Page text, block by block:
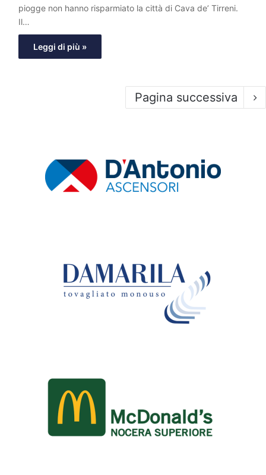
piogge non hanno risparmiato la città di Cava de’ Tirreni.
Il…
Leggi di più »
Pagina successiva